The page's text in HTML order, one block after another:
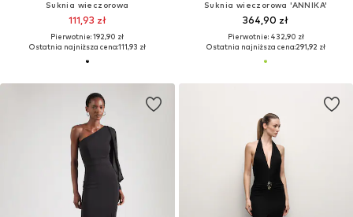
Suknia wieczorowa
111,93 zł
Pierwotnie: 192,90 zł
Ostatnia najniższa cena:111,93 zł
Suknia wieczorowa 'ANNIKA'
364,90 zł
Pierwotnie: 432,90 zł
Ostatnia najniższa cena:291,92 zł